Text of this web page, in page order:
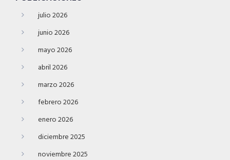
julio 2026
junio 2026
mayo 2026
abril 2026
marzo 2026
febrero 2026
enero 2026
diciembre 2025
noviembre 2025